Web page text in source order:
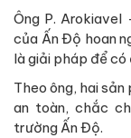
Ông P.
của Ấn Độ hoan
là giải pháp để
Theo ông, hai
an toàn, chắc
trường Ấn Độ.